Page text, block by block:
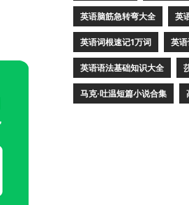
英语脑筋急转弯大全 英
英语词根速记1万词 英
英语语法基础知识大全
马克·吐温短篇小说合集